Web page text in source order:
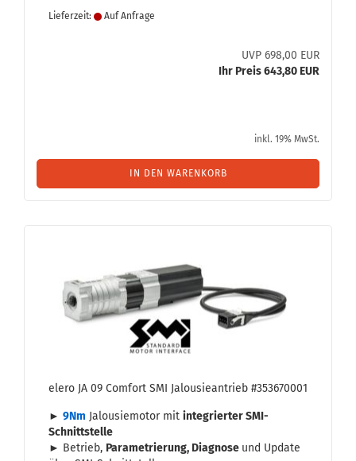
Lieferzeit: Auf Anfrage
UVP 698,00 EUR
Ihr Preis 643,80 EUR
inkl. 19% MwSt.
IN DEN WARENKORB
elero JA 09 Com­fort SMI Ja­lou­sie­an­trieb #353670001
► 9Nm Ja­lou­sie­mo­tor mit in­te­grier­ter SMI-​
Schnittstelle
► Be­trieb, Pa­ra­me­trie­rung, Dia­gno­se und Up­date